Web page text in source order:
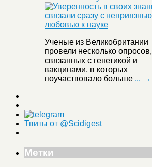
Ученые из Великобритании
провели несколько опросов,
связанных с генетикой и
вакцинами, в которых
поучаствовало больше ... →
Твиты от @Scidigest
Метки